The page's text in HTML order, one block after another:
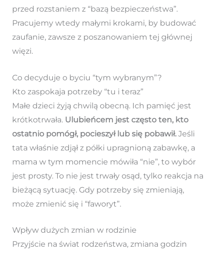
przed rozstaniem z “bazą bezpieczeństwa”.
Pracujemy wtedy małymi krokami, by budować
zaufanie, zawsze z poszanowaniem tej głównej
więzi.
Co decyduje o byciu “tym wybranym”?
Kto zaspokaja potrzeby “tu i teraz”
Małe dzieci żyją chwilą obecną. Ich pamięć jest
krótkotrwała. Ulubieńcem jest często ten, kto
ostatnio pomógł, pocieszył lub się pobawił.Jeśli
tata właśnie zdjął z półki upragnioną zabawkę, a
mama w tym momencie mówiła “nie”, to wybór
jest prosty. To nie jest trwały osąd, tylko reakcja na
bieżącą sytuację. Gdy potrzeby się zmieniają,
może zmienić się i “faworyt”.
Wpływ dużych zmian w rodzinie
Przyjście na świat rodzeństwa, zmiana godzin